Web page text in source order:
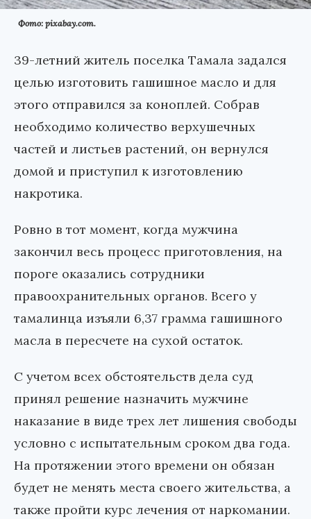
Фото: pixabay.com.
39-летний житель поселка Тамала задался
целью изготовить гашишное масло и для
этого отправился за коноплей. Собрав
необходимо количество верхушечных
частей и листьев растений, он вернулся
домой и приступил к изготовлению
накротика.
Ровно в тот момент, когда мужчина
закончил весь процесс приготовления, на
пороге оказались сотрудники
правоохранительных органов. Всего у
тамалинца изъяли 6,37 грамма гашишного
масла в пересчете на сухой остаток.
С учетом всех обстоятельств дела суд
принял решение назначить мужчине
наказание в виде трех лет лишения свободы
условно с испытательным сроком два года.
На протяжении этого времени он обязан
будет не менять места своего жительства, а
также пройти курс лечения от наркомании.